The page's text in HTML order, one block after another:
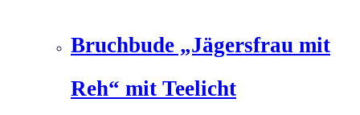
Bruchbude „Jägersfrau mit
Reh“ mit Teelicht